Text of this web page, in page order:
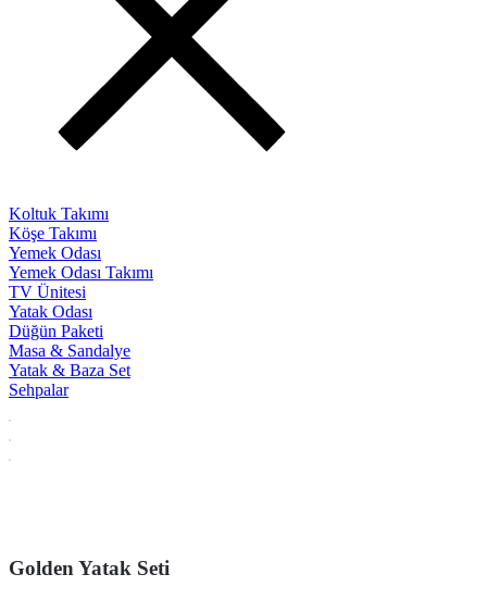
Koltuk Takımı
Köşe Takımı
Yemek Odası
Yemek Odası Takımı
TV Ünitesi
Yatak Odası
Düğün Paketi
Masa & Sandalye
Yatak & Baza Set
Sehpalar
Golden Yatak Seti